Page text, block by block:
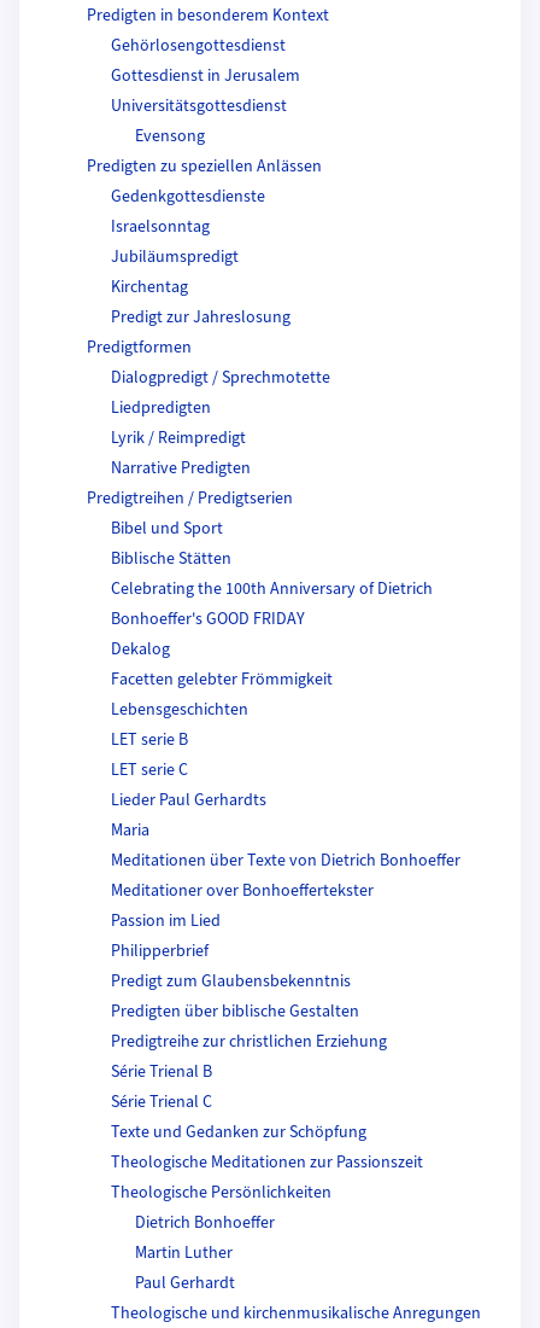
Predigten in besonderem Kontext
Gehörlosengottesdienst
Gottesdienst in Jerusalem
Universitätsgottesdienst
Evensong
Predigten zu speziellen Anlässen
Gedenkgottesdienste
Israelsonntag
Jubiläumspredigt
Kirchentag
Predigt zur Jahreslosung
Predigtformen
Dialogpredigt / Sprechmotette
Liedpredigten
Lyrik / Reimpredigt
Narrative Predigten
Predigtreihen / Predigtserien
Bibel und Sport
Biblische Stätten
Celebrating the 100th Anniversary of Dietrich
Bonhoeffer's GOOD FRIDAY
Dekalog
Facetten gelebter Frömmigkeit
Lebensgeschichten
LET serie B
LET serie C
Lieder Paul Gerhardts
Maria
Meditationen über Texte von Dietrich Bonhoeffer
Meditationer over Bonhoeffertekster
Passion im Lied
Philipperbrief
Predigt zum Glaubensbekenntnis
Predigten über biblische Gestalten
Predigtreihe zur christlichen Erziehung
Série Trienal B
Série Trienal C
Texte und Gedanken zur Schöpfung
Theologische Meditationen zur Passionszeit
Theologische Persönlichkeiten
Dietrich Bonhoeffer
Martin Luther
Paul Gerhardt
Theologische und kirchenmusikalische Anregungen